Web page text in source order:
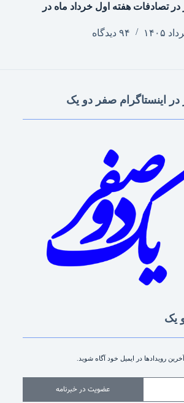
مرگ ۴ نفر در تصادفات هفته اول خرداد ماه در
۹۴ دیدگاه
در اینستاگرام صفر دو یک
یک
رویدادها در ایمیل خود آگاه شوید.
عضویت در خبرنامه